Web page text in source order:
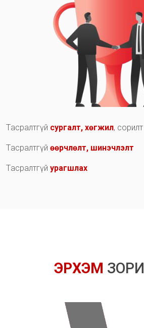
Тасралтгүй сургалт, хөгжил, сорилт
Тасралтгүй өөрчлөлт, шинэчлэлт
Тасралтгүй урагшлах
ЭРХЭМ ЗОРИ